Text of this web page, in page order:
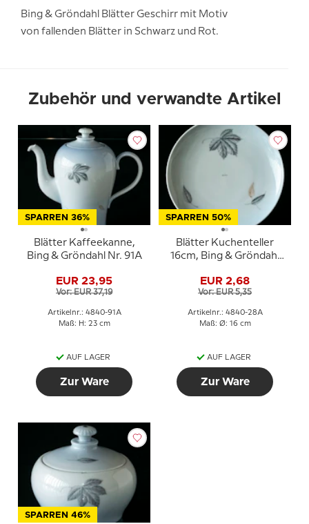
Bing & Gröndahl Blätter Geschirr mit Motiv
von fallenden Blätter in Schwarz und Rot.
Zubehör und verwandte Artikel
SPARREN 36%
Blätter Kaffeekanne,
Bing & Gröndahl Nr. 91A
EUR 23,95
Vor: EUR 37,19
Artikelnr.: 4840-91A
Maß: H: 23 cm
AUF LAGER
Zur Ware
SPARREN 50%
Blätter Kuchenteller
16cm, Bing & Gröndahl
EUR 2,68
Vor: EUR 5,35
Artikelnr.: 4840-28A
Maß: Ø: 16 cm
AUF LAGER
Zur Ware
SPARREN 46%